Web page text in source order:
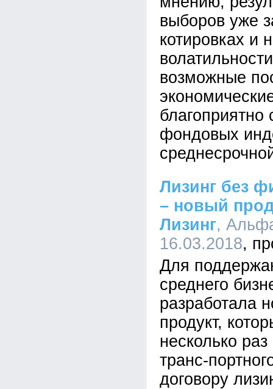
выборов уже
котировках и
возможные
благоприятно
фондовых
Лизинг без
– новый
Лизинг,
16.03.2018
Для
среднего
разработала
продукт,
несколько
транс-
договору